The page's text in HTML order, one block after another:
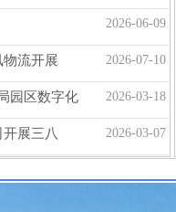
2026-06-09
流开展 2026-07-10
园区数字化 2026-03-18
展三八 2026-03-07
凤物流开